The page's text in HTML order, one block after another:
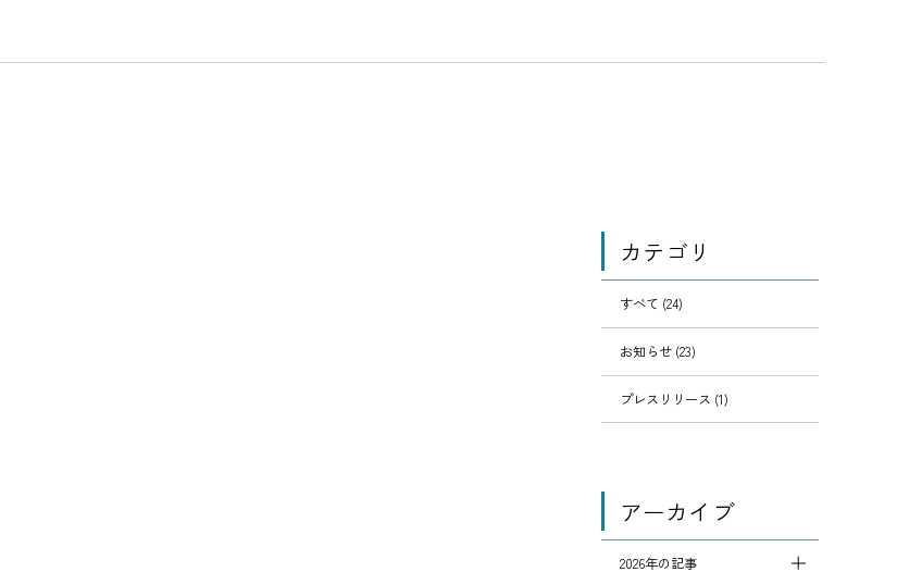
カテゴリ
すべて (24)
お知らせ (23)
プレスリリース (1)
アーカイブ
2026年の記事